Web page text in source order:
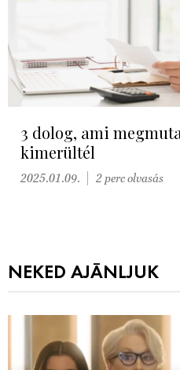
3 dolog, ami
kimerültél
2025.01.09. 2 perc olvasás
NEKED AJÁNLJUK